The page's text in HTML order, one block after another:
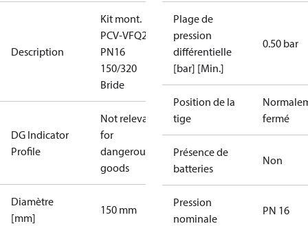
Description
Kit mont.
PCV-VFQ21
PN16
150/320
Bride
DG Indicator
Profile
Not relevant
for
dangerous
goods
Diamètre
[mm]
150 mm
Plage de
pression
différentielle
[bar] [Min.]
0.50 bar
Position de la
tige
fermé
Présence de
batteries
Non
Pression
nominale
PN 16